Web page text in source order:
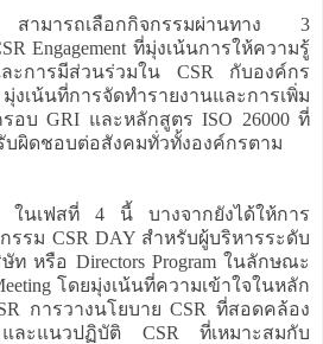
สามารถเลือกกิจกรรมผ่านทาง 3
Engagement ที่มุ่งเน้นการให้ความรู้
ะการมีส่วนร่วมใน CSR กับองค์กร
เน้นที่การจัดทำรายงานและการเพิ่ม
อบ GRI และหลักสูตร ISO 26000 ที่
บผิดชอบต่อสังคมทั่วทั้งองค์กรตาม
ในเฟสที่ 4 นี้ บางจากยังได้ให้การ
รม CSR DAY สำหรับผู้บริหารระดับ
หรือ Directors Program ในลักษณะ
โดยมุ่งเน้นที่ความเข้าใจในหลัก
การวางนโยบาย CSR ที่สอดคล้อง
ละแนวปฏิบัติ CSR ที่เหมาะสมกับ